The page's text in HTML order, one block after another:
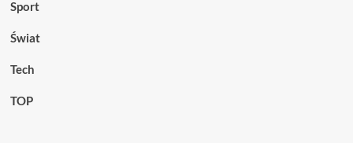
Sport
Świat
Tech
TOP